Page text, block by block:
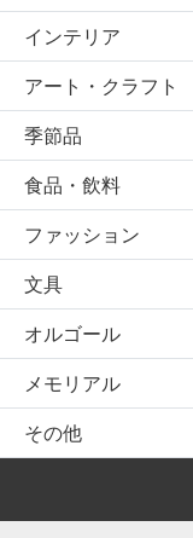
インテリア
アート・クラフト
季節品
食品・飲料
ファッション
文具
オルゴール
メモリアル
その他